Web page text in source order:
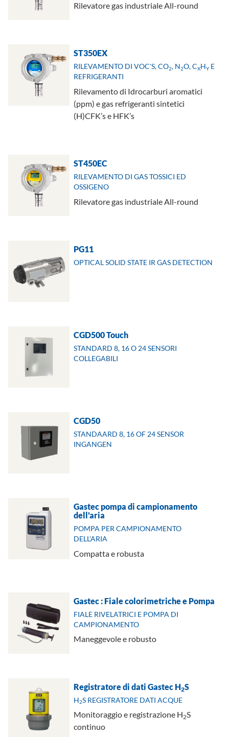
Rilevatore gas industriale All-round
ST350EX
RILEVAMENTO DI VOC'S, CO2, N2O, CXHY E
REFRIGERANTI
Rilevamento di Idrocarburi aromatici
(ppm) e gas refrigeranti sintetici
(H)CFK’s e HFK’s
ST450EC
RILEVAMENTO DI GAS TOSSICI ED
OSSIGENO
Rilevatore gas industriale All-round
PG11
OPTICAL SOLID STATE IR GAS DETECTION
CGD500 Touch
STANDARD 8, 16 O 24 SENSORI
COLLEGABILI
CGD50
STANDAARD 8, 16 OF 24 SENSOR
INGANGEN
Gastec pompa di campionamento
dell'aria
POMPA PER CAMPIONAMENTO
DELL'ARIA
Compatta e robusta
Gastec : Fiale colorimetriche e Pompa
FIALE RIVELATRICI E POMPA DI
CAMPIONAMENTO
Maneggevole e robusto
Registratore di dati Gastec H2S
H2S REGISTRATORE DATI ACQUE
Monitoraggio e registrazione H2S
continuo